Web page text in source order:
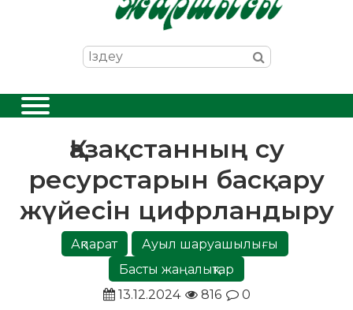
Қазақстанның су
ресурстарын басқару
жүйесін цифрландыру
Ақпарат
Ауыл шаруашылығы
Басты жаңалықтар
13.12.2024
816 0